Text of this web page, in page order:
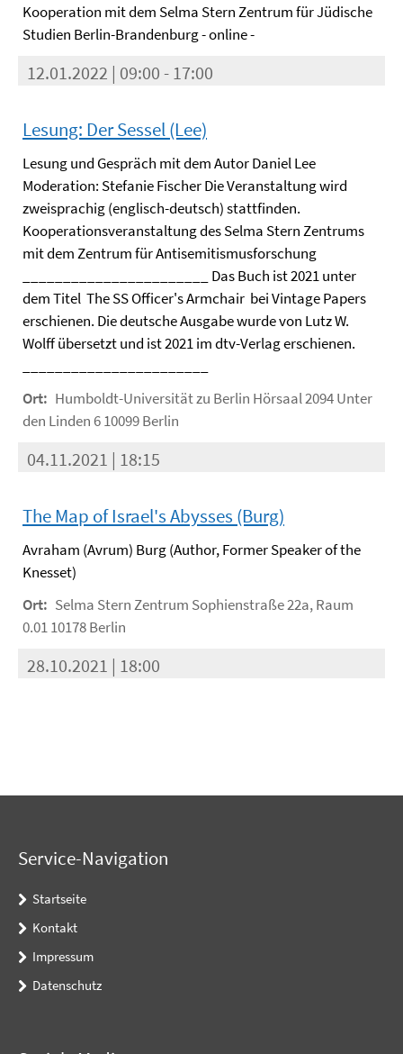
Kooperation mit dem Selma Stern Zentrum für Jüdische
Studien Berlin-Brandenburg - online -
12.01.2022 | 09:00 - 17:00
Lesung: Der Sessel (Lee)
Lesung und Gespräch mit dem Autor Daniel Lee
Moderation: Stefanie Fischer Die Veranstaltung wird
zweisprachig (englisch-deutsch) stattfinden.
Kooperationsveranstaltung des Selma Stern Zentrums
mit dem Zentrum für Antisemitismusforschung
_______________________ Das Buch ist 2021 unter
dem Titel The SS Officer's Armchair bei Vintage Papers
erschienen. Die deutsche Ausgabe wurde von Lutz W.
Wolff übersetzt und ist 2021 im dtv-Verlag erschienen.
Ort: Humboldt-Universität zu Berlin Hörsaal 2094 Unter
den Linden 6 10099 Berlin
04.11.2021 | 18:15
The Map of Israel's Abysses (Burg)
Avraham (Avrum) Burg (Author, Former Speaker of the
Knesset)
Ort: Selma Stern Zentrum Sophienstraße 22a, Raum
0.01 10178 Berlin
28.10.2021 | 18:00
Service-Navigation
Startseite
Kontakt
Impressum
Datenschutz